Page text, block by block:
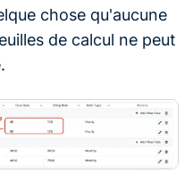
chose qu'aucune
de calcul ne peut